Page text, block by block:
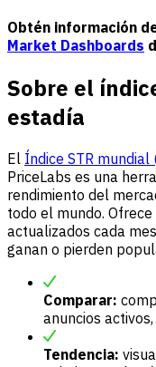
Obtén información
Market Dashboards
Sobre el
estadía
El Índice STR
PriceLabs es una
rendimiento del
todo el mundo.
actualizados cada
ganan o pierden
Comparar:
anuncios activos,
Tendencia: